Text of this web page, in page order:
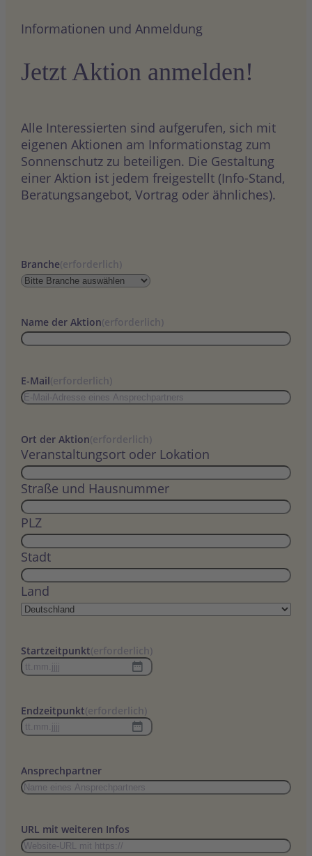
Informationen und Anmeldung
Jetzt Aktion anmelden!
Alle Interessierten sind aufgerufen, sich mit
eigenen Aktionen am Informationstag zum
Sonnenschutz zu beteiligen. Die Gestaltung
einer Aktion ist jedem freigestellt (Info-Stand,
Beratungsangebot, Vortrag oder ähnliches).
Branche(erforderlich)
Name der Aktion(erforderlich)
E-Mail(erforderlich)
Ort der Aktion(erforderlich)
Veranstaltungsort oder Lokation
Straße und Hausnummer
PLZ
Stadt
Land
Startzeitpunkt(erforderlich)
TT
MM
Punkt
JJJJ
Endzeitpunkt(erforderlich)
TT
MM
Punkt
Ansprechpartner
URL mit weiteren Infos